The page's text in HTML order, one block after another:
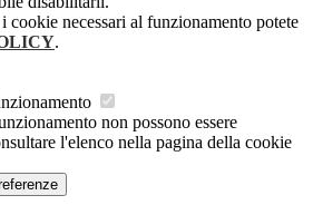
cookie necessari al funzionamento potete
.
non possono essere
l'elenco nella pagina della cookie